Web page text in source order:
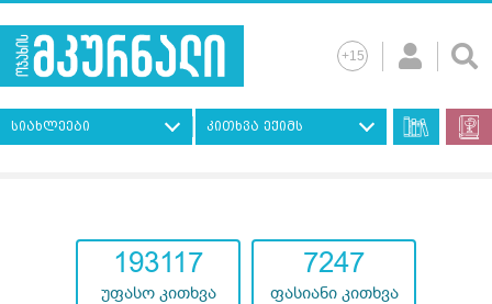
სიახლეები კითხვა ექიმს
193117
უფასო კითხვა
7247
ფასიანი კითხვა